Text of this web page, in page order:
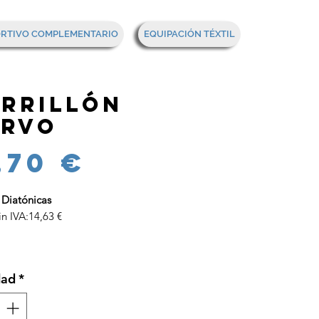
COMPLEMENTARIO EQUIPACIÓN TÉXTIL
€
IVA:14,63 €
*